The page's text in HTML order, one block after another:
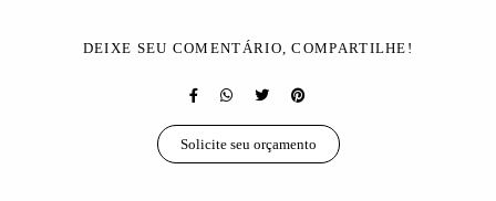
DEIXE SEU COMENTÁRIO, COMPARTILHE!
Solicite seu orçamento